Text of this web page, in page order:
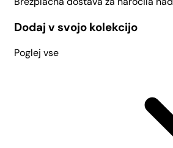
Dodaj v svojo kolekcijo
Poglej vse